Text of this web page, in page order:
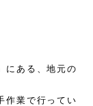
にある、地元の
作業で行ってい